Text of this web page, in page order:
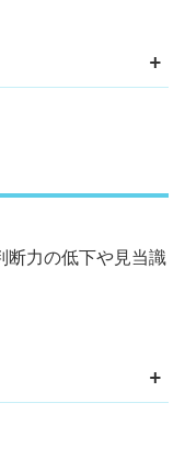
+
断力の低下や見当識
+